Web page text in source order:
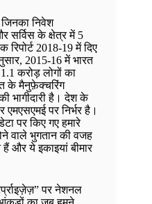
निवेश
सर्विस के क्षेत्र में 5
2018-19 में दिए
2015-16 में भारत
करोड़ लोगों का
के मैनुफ़ेक्चरिंग
भागीदारी है। देश के
पर निर्भर है।
पर किए गए हमारे
वाले भुगतान की वजह
और ये इकाइयां बीमार
पर नेशनल